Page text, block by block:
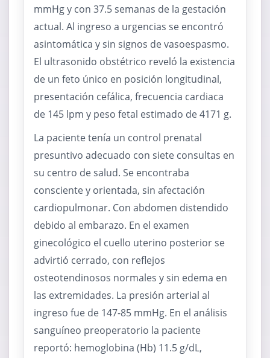
mmHg y con 37.5 semanas de la gestación
actual. Al ingreso a urgencias se encontró
asintomática y sin signos de vasoespasmo.
El ultrasonido obstétrico reveló la existencia
de un feto único en posición longitudinal,
presentación cefálica, frecuencia cardiaca
de 145 lpm y peso fetal estimado de 4171 g.
La paciente tenía un control prenatal
presuntivo adecuado con siete consultas en
su centro de salud. Se encontraba
consciente y orientada, sin afectación
cardiopulmonar. Con abdomen distendido
debido al embarazo. En el examen
ginecológico el cuello uterino posterior se
advirtió cerrado, con reflejos
osteotendinosos normales y sin edema en
las extremidades. La presión arterial al
ingreso fue de 147-85 mmHg. En el análisis
sanguíneo preoperatorio la paciente
reportó: hemoglobina (Hb) 11.5 g/dL,